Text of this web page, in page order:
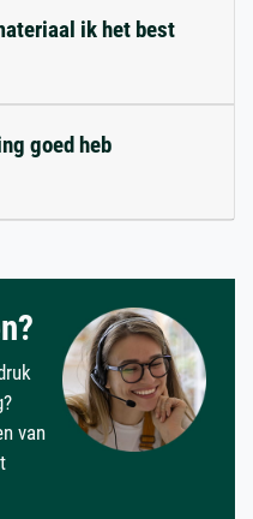
ik het best
goed heb
van